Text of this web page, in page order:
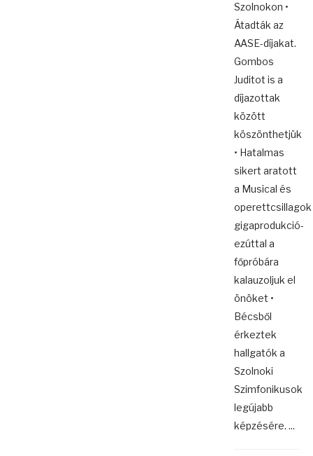
Szolnokon •
Átadták az
AASE-díjakat.
Gombos
Juditot is a
díjazottak
között
köszönthetjük
• Hatalmas
sikert aratott
a Musical és
operettcsillagok
gigaprodukció-
ezúttal a
főpróbára
kalauzoljuk el
önöket •
Bécsből
érkeztek
hallgatók a
Szolnoki
Szimfonikusok
legújabb
képzésére. ...